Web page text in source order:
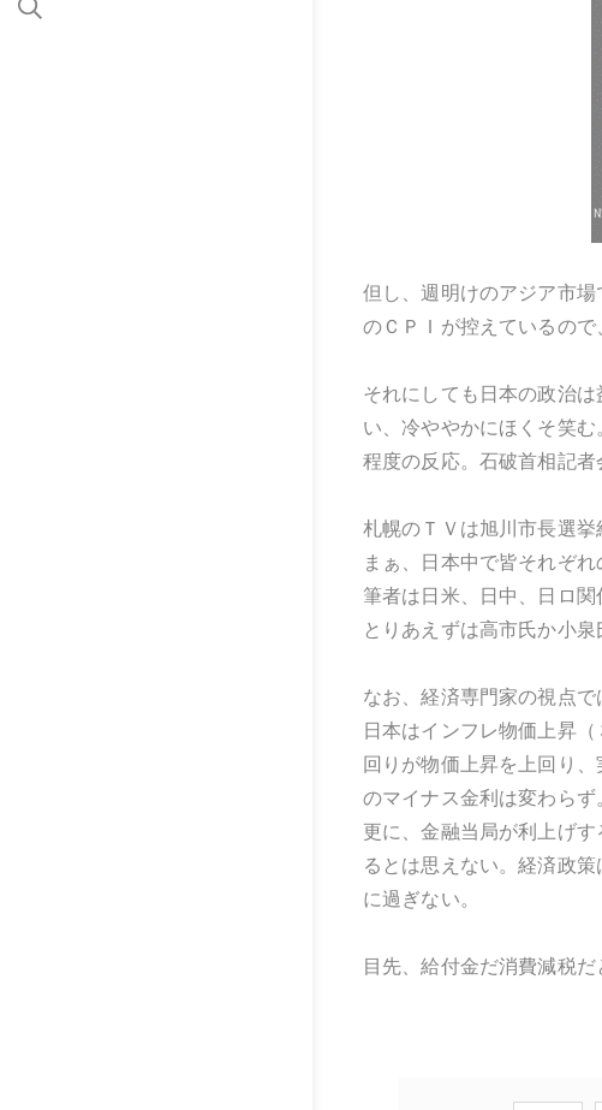
但し、週明けのアジア市
のＣＰＩが控えているので
それにしても日本の政治
い、冷ややかにほくそ笑
程度の反応。石破首相記
札幌のＴＶは旭川市長選挙
まぁ、日本中で皆それぞ
筆者は日米、日中、日ロ関
とりあえずは高市氏か小泉
なお、経済専門家の視点で
日本はインフレ物価上昇
回りが物価上昇を上回り
のマイナス金利は変わらず
更に、金融当局が利上げ
るとは思えない。経済政
に過ぎない。
目先、給付金だ消費減税